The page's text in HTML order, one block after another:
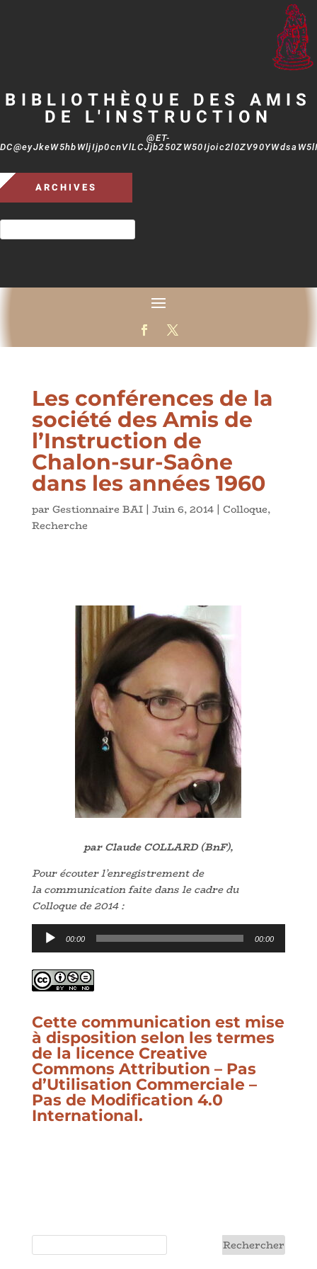
BIBLIOTHÈQUE DES AMIS
DE L'INSTRUCTION
@ET-
ARCHIVES
Les conférences de la
société des Amis de
l’Instruction de
Chalon-sur-Saône
dans les années 1960
par Gestionnaire BAI| Juin 6, 2014| Colloque,
Recherche
par Claude COLLARD (BnF),
Pour écouter l’enregistrement de
lacommunication faite dans le cadre du
Colloque de 2014:
Lecteur
audio
00:00 00:00
Cette communication est mise
à disposition selon les termes
de lalicence Creative
Commons Attribution – Pas
d’Utilisation Commerciale –
Pas de Modification 4.0
International.